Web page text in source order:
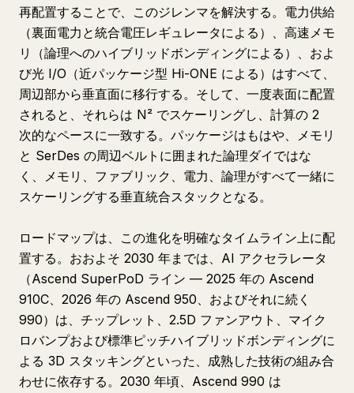
再配置することで、このジレンマを解決する。電力供給
（裏面電力と統合電圧レギュレータによる）、高速メモ
リ（論理へのハイブリッドボンディングによる）、およ
び光 I/O（近パッケージ型 Hi-ONE による）はすべて、
周辺部から垂直面に移行する。そして、一度表面に配置
されると、それらは N² でスケーリングし、計算の 2
次的なペースに一致する。パッケージはもはや、メモリ
と SerDes の周辺ベルトに囲まれた論理ダイではな
く、メモリ、ファブリック、電力、論理がすべて一緒に
スケーリングする垂直統合スタックとなる。
ロードマップは、この進化を明確なタイムライン上に配
置する。おおよそ 2030 年までは、AI アクセラレータ
（Ascend SuperPoD ライン — 2025 年の Ascend
910C、2026 年の Ascend 950、およびそれに続く
990）は、チップレット、2.5D ファンアウト、マイク
ロバンプおよび標準ピッチハイブリッドボンディングに
よる 3D スタッキングといった、成熟した技術の組み合
わせに依存する。2030 年頃、Ascend 990 は